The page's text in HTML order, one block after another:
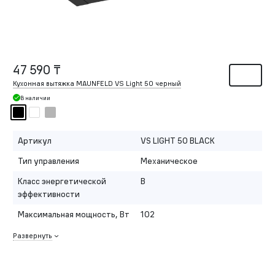
47 590 ₸
Кухонная вытяжка MAUNFELD VS Light 50 черный
В наличии
Артикул
VS LIGHT 50 BLACK
Тип управления
Механическое
Класс энергетической
эффективности
B
Максимальная мощность, Вт 102
Развернуть